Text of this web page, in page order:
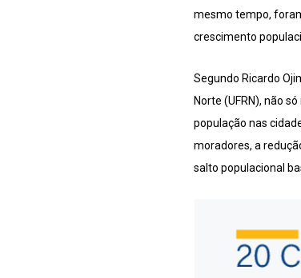
mesmo tempo,
crescimento
Segundo Ricardo
Norte (UFRN), não
população nas
moradores, a
salto populacional